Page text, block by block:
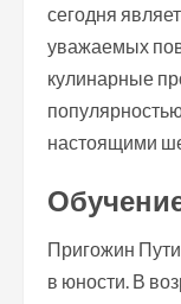
сегодня
уважаемых
кулинарные
настоящими
Пригожин
в юности. В